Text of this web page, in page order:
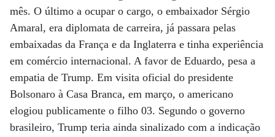
mês. O último a ocupar o cargo, o embaixador Sérgio
Amaral, era diplomata de carreira, já passara pelas
embaixadas da França e da Inglaterra e tinha experiência
em comércio internacional. A favor de Eduardo, pesa a
empatia de Trump. Em visita oficial do presidente
Bolsonaro à Casa Branca, em março, o americano
elogiou publicamente o filho 03. Segundo o governo
brasileiro, Trump teria ainda sinalizado com a indicação